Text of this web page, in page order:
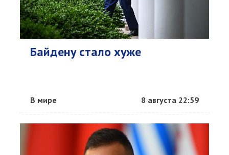
Байдену стало хуже
В мире 8 августа 22:59